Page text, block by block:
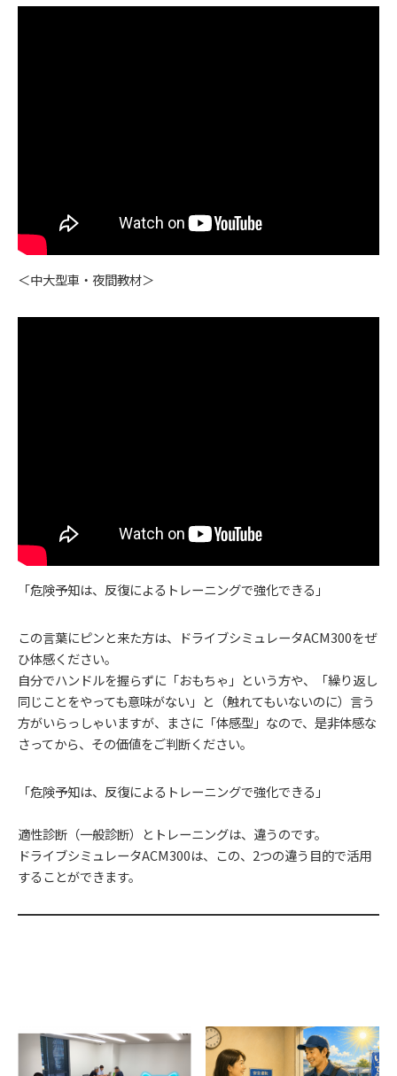
＜中大型車・夜間教材＞
「危険予知は、反復によるトレーニングで強化できる」
この言葉にピンと来た方は、ドライブシミュレータACM300をぜ
ひ体感ください。
自分でハンドルを握らずに「おもちゃ」という方や、「繰り返し
同じことをやっても意味がない」と（触れてもいないのに）言う
方がいらっしゃいますが、まさに「体感型」なので、是非体感な
さってから、その価値をご判断ください。
「危険予知は、反復によるトレーニングで強化できる」
適性診断（一般診断）とトレーニングは、違うのです。
ドライブシミュレータACM300は、この、2つの違う目的で活用
することができます。